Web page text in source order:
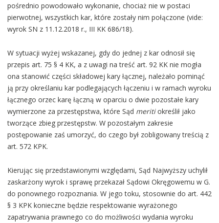
pośrednio powodowało wykonanie, chociaż nie w postaci
pierwotnej, wszystkich kar, które zostały nim połączone (vide:
wyrok SN z 11.12.2018 r., III KK 686/18).
W sytuacji wyżej wskazanej, gdy do jednej z kar odnosił się
przepis art. 75 § 4 KK, a z uwagi na treść art. 92 KK nie mogła
ona stanowić części składowej kary łącznej, należało pominąć
ją przy określaniu kar podlegających łączeniu i w ramach wyroku
łącznego orzec karę łączną w oparciu o dwie pozostałe kary
wymierzone za przestępstwa, które Sąd meritiokreślił jako
tworzące zbieg przestępstw. W pozostałym zakresie
postępowanie zaś umorzyć, do czego był zobligowany treścią z
art. 572 KPK.
Kierując się przedstawionymi względami, Sąd Najwyższy uchylił
zaskarżony wyrok i sprawę przekazał Sądowi Okręgowemu w G.
do ponownego rozpoznania. W jego toku, stosownie do art. 442
§ 3 KPK konieczne będzie respektowanie wyrażonego
zapatrywania prawnego co do możliwości wydania wyroku